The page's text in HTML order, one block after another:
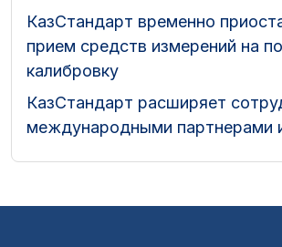
КазСтандарт временно
прием средств измерений на
калибровку
КазСтандарт расширяет
международными партнерами